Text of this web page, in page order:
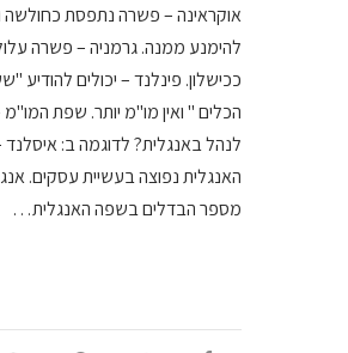
אוקראינה – פשרה נתפסת כחולשה
להימנע ממנה. גרמניה – פשרה
ככישלון. פינלנד – יכולים להודיע
הכלים " ואין מו"מ יותר. שפת המו"מ
לנהל באנגלית? לדוגמה ב:
האנגלית נפוצה בעשיית עסקים.
מספר הבדלים בשפה האנגלית…